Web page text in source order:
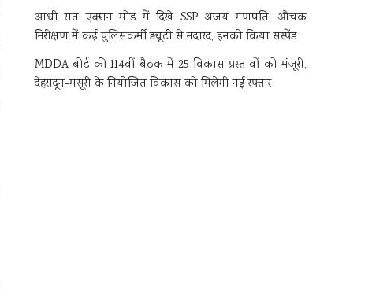
आधी रात एक्शन मोड में दिखे SSP अजय गणपति, औचक
निरीक्षण में कई पुलिसकर्मी ड्यूटी से नदारद, इनको किया सस्पेंड
MDDA बोर्ड की 114वीं बैठक में 25 विकास प्रस्तावों को मंजूरी,
देहरादून-मसूरी के नियोजित विकास को मिलेगी नई रफ्तार